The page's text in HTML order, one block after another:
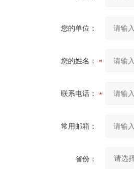
您的单位：
您的姓名：
联系电话：
常用邮箱：
省份：